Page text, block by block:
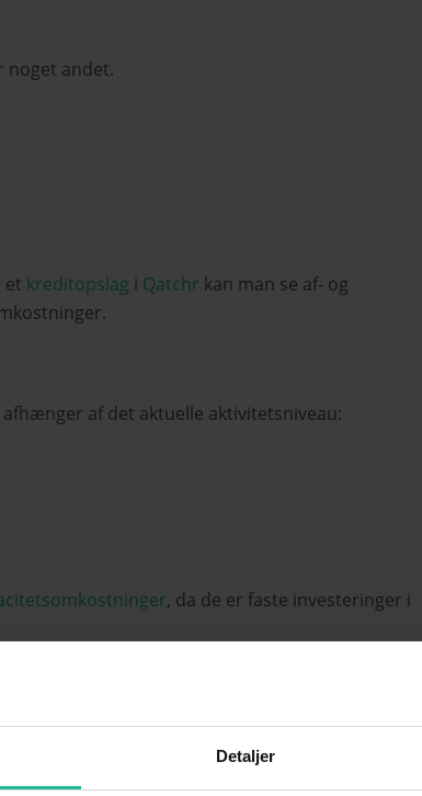
Detaljer
noget andet.
et kreditopslag i Qatchr kan man se af- og
af det aktuelle aktivitetsniveau:
, da de er faste investeringer i
fordi de ikke ændrer sig proportionelt med